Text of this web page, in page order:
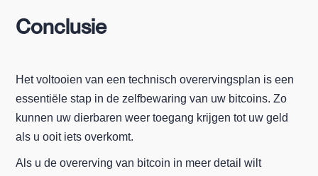
Conclusie
Het voltooien van een technisch overervingsplan is een
essentiële stap in de zelfbewaring van uw bitcoins. Zo
kunnen uw dierbaren weer toegang krijgen tot uw geld
als u ooit iets overkomt.
Als u de overerving van bitcoin in meer detail wilt